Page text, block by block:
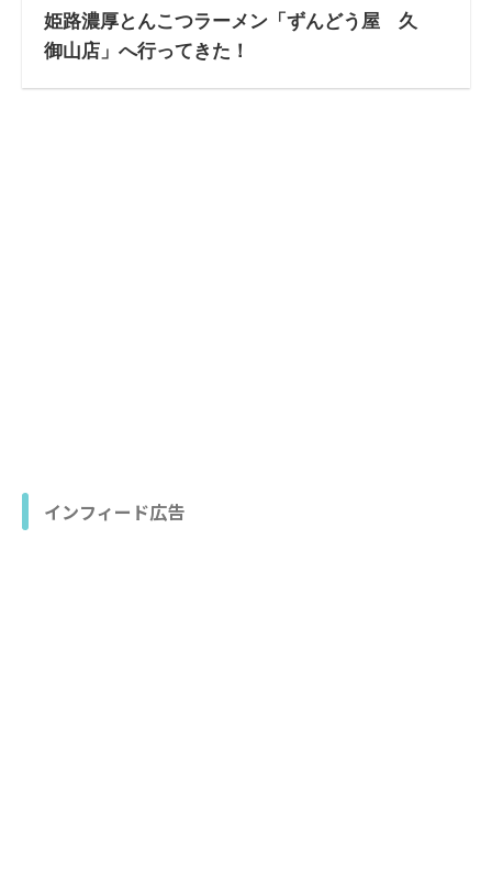
姫路濃厚とんこつラーメン「ずんどう屋 久
御山店」へ行ってきた！
インフィード広告